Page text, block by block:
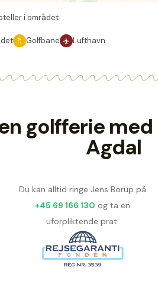
i området
Golfbane Lufthavn
golfferie
Agdal
Du kan alltid ringe Jens Borup på
+45 69 166 130 og ta en
uforpliktende prat.